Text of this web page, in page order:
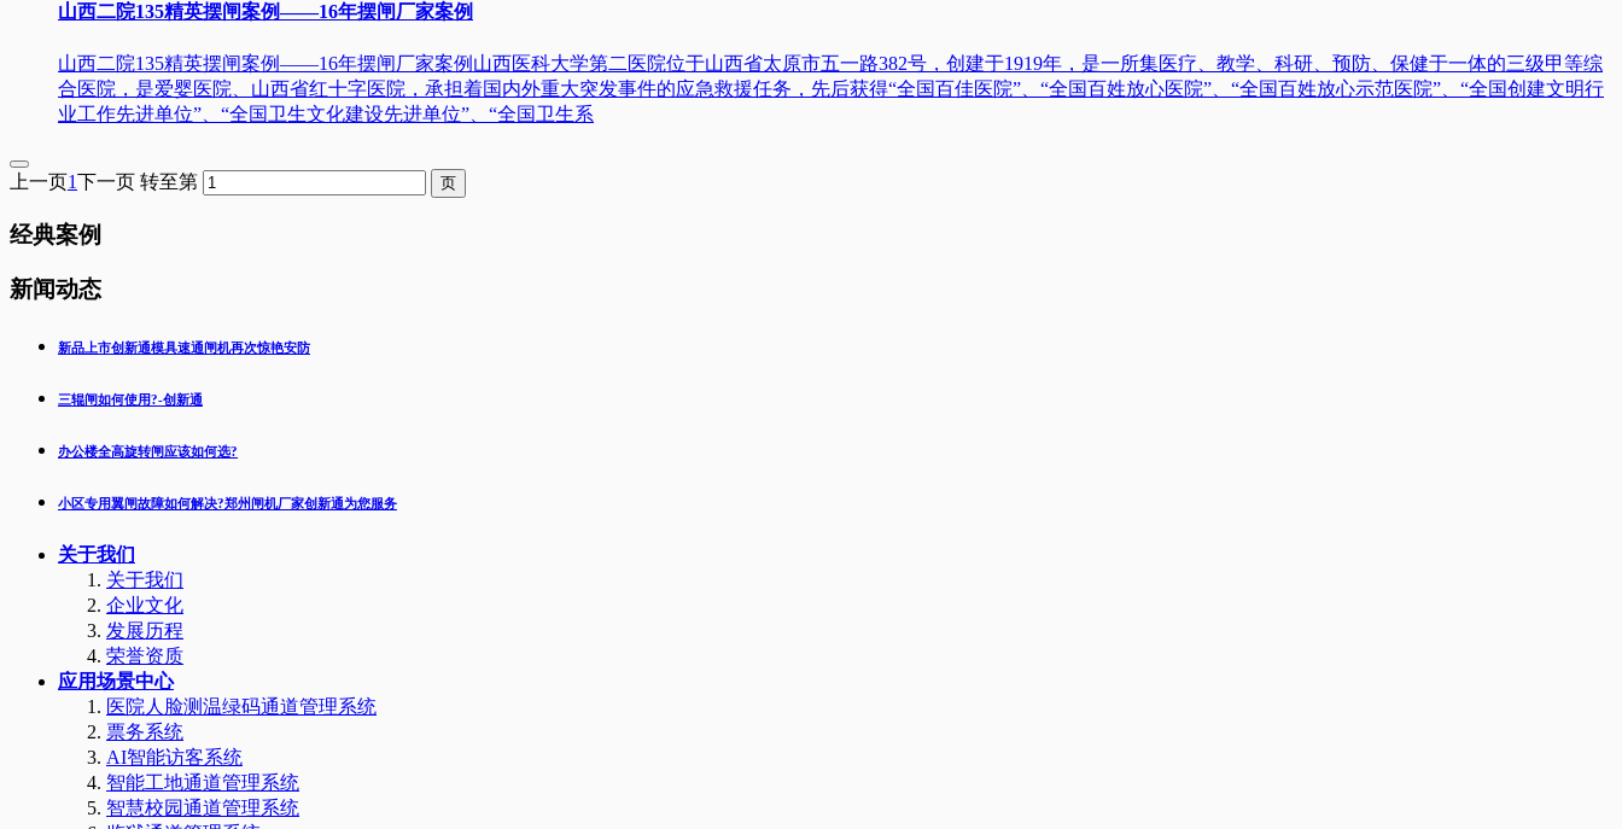
山西二院135精英摆闸案例——16年摆闸厂家案例
山西二院135精英摆闸案例——16年摆闸厂家案例山西医科大学第二医院位于山西省太原市五一路382号，创建于1919年，是一所集医疗、教学、科研、预防、保健于一体的三级甲等综
合医院，是爱婴医院、山西省红十字医院，承担着国内外重大突发事件的应急救援任务，先后获得“全国百佳医院”、“全国百姓放心医院”、“全国百姓放心示范医院”、“全国创建文明行
业工作先进单位”、“全国卫生文化建设先进单位”、“全国卫生系
上一页1下一页 转至第
经典案例
新闻动态
新品上市创新通模具速通闸机再次惊艳安防
三辊闸如何使用?-创新通
办公楼全高旋转闸应该如何选?
小区专用翼闸故障如何解决?郑州闸机厂家创新通为您服务
关于我们
关于我们
企业文化
发展历程
荣誉资质
应用场景中心
医院人脸测温绿码通道管理系统
票务系统
AI智能访客系统
智能工地通道管理系统
智慧校园通道管理系统